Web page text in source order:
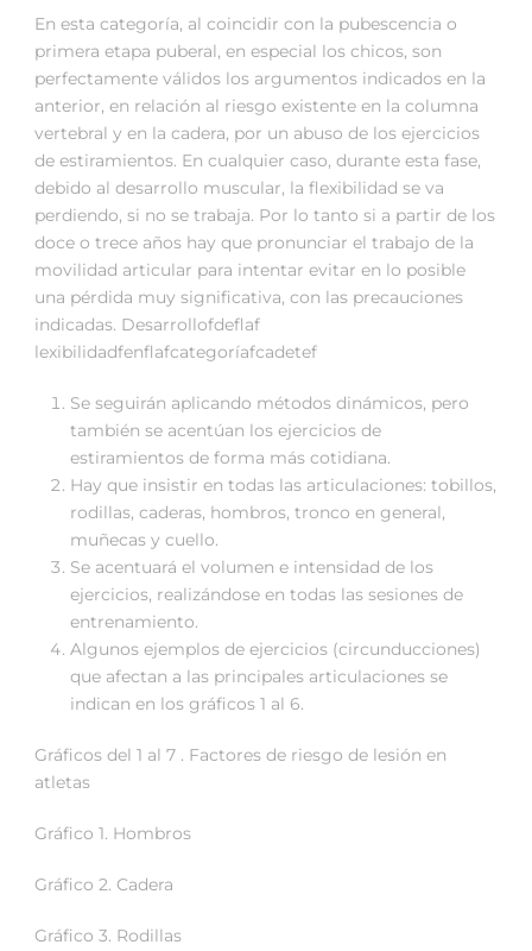
En esta categoría, al coincidir con la pubescencia o
primera etapa puberal, en especial los chicos, son
perfectamente válidos los argumentos indicados en la
anterior, en relación al riesgo existente en la columna
vertebral y en la cadera, por un abuso de los ejercicios
de estiramientos. En cualquier caso, durante esta fase,
debido al desarrollo muscular, la flexibilidad se va
perdiendo, si no se trabaja. Por lo tanto si a partir de los
doce o trece años hay que pronunciar el trabajo de la
movilidad articular para intentar evitar en lo posible
una pérdida muy significativa, con las precauciones
indicadas. Desarrollofdeflaf
lexibilidadfenflafcategoríafcadetef
Se seguirán aplicando métodos dinámicos, pero
también se acentúan los ejercicios de
estiramientos de forma más cotidiana.
Hay que insistir en todas las articulaciones: tobillos,
rodillas, caderas, hombros, tronco en general,
muñecas y cuello.
Se acentuará el volumen e intensidad de los
ejercicios, realizándose en todas las sesiones de
entrenamiento.
Algunos ejemplos de ejercicios (circunducciones)
que afectan a las principales articulaciones se
indican en los gráficos 1 al 6.
Gráficos del 1 al 7 . Factores de riesgo de lesión en
atletas
Gráfico 1. Hombros
Gráfico 2. Cadera
Gráfico 3. Rodillas